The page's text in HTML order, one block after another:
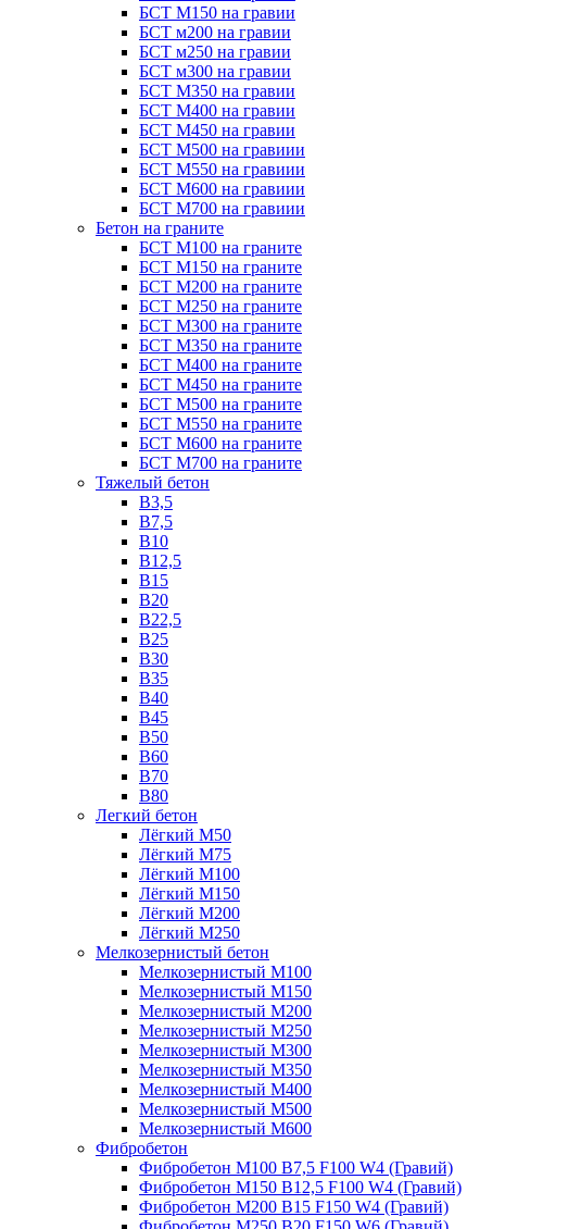
БСТ М150 на гравии
БСТ м200 на гравии
БСТ м250 на гравии
БСТ м300 на гравии
БСТ М350 на гравии
БСТ М400 на гравии
БСТ М450 на гравии
БСТ М500 на гравиии
БСТ М550 на гравиии
БСТ М600 на гравиии
БСТ М700 на гравиии
Бетон на граните
БСТ М100 на граните
БСТ М150 на граните
БСТ М200 на граните
БСТ М250 на граните
БСТ М300 на граните
БСТ М350 на граните
БСТ М400 на граните
БСТ М450 на граните
БСТ М500 на граните
БСТ М550 на граните
БСТ М600 на граните
БСТ М700 на граните
Тяжелый бетон
В3,5
B7,5
В10
В12,5
B15
B20
В22,5
В25
B30
В35
B40
В45
B50
B60
B70
B80
Легкий бетон
Лёгкий М50
Лёгкий М75
Лёгкий М100
Лёгкий М150
Лёгкий М200
Лёгкий М250
Мелкозернистый бетон
Мелкозернистый М100
Мелкозернистый М150
Мелкозернистый М200
Мелкозернистый М250
Мелкозернистый М300
Мелкозернистый М350
Мелкозернистый М400
Мелкозернистый М500
Мелкозернистый М600
Фибробетон
Фибробетон М100 B7,5 F100 W4 (Гравий)
Фибробетон М150 B12,5 F100 W4 (Гравий)
Фибробетон М200 B15 F150 W4 (Гравий)